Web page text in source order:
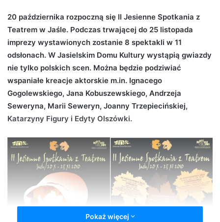
d
a
i
l
20 października rozpoczną się II Jesienne Spotkania z
Teatrem w Jaśle. Podczas trwającej do 25 listopada
imprezy wystawionych zostanie 8 spektakli w 11
odsłonach. W Jasielskim Domu Kultury wystąpią gwiazdy
nie tylko polskich scen. Można będzie podziwiać
wspaniałe kreacje aktorskie m.in. Ignacego
Gogolewskiego, Jana Kobuszewskiego, Andrzeja
Seweryna, Marii Seweryn, Joanny Trzepiecińskiej,
Katarzyny Figury i Edyty Olszówki.
Pokaż więcej